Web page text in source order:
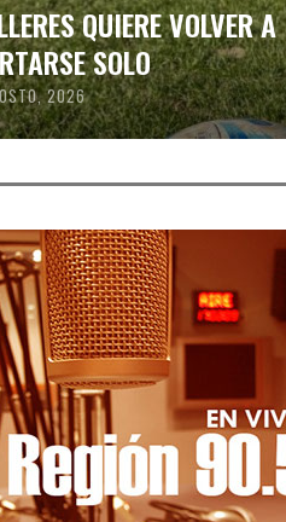
QUIERE VOLVER A
SOLO
2026